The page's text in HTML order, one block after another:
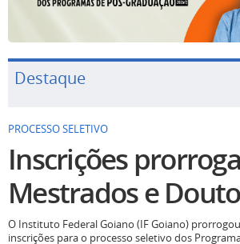
Destaque
PROCESSO SELETIVO
Inscrições
Mestrados e
O Instituto Federal Goiano (IF Goiano)
inscrições para o processo seletivo dos